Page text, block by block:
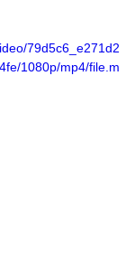
79d5c6_e271d2
1080p/mp4/file.m